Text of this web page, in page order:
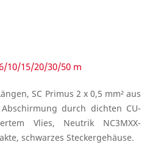
10/15/20/30/50 m
SC Primus 2 x 0,5 mm² aus
durch dichten CU-
Vlies, Neutrik NC3MXX-
schwarzes Steckergehäuse.